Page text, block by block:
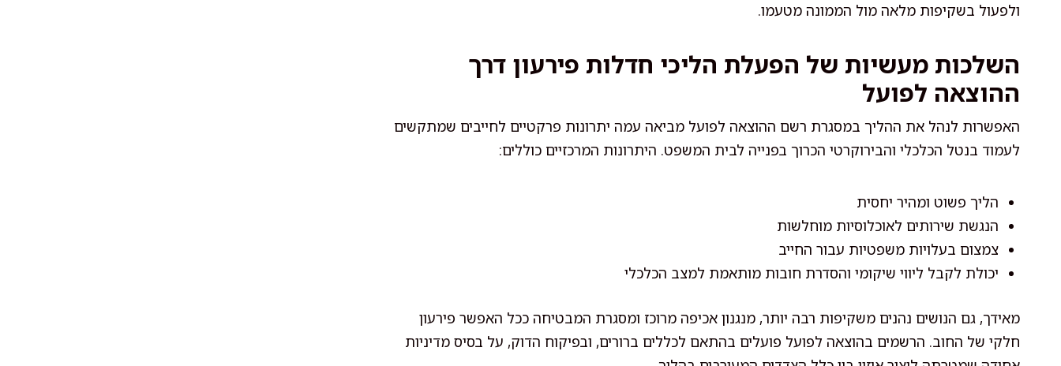
ולפעול בשקיפות מלאה מול הממונה מטעמו.
השלכות מעשיות של הפעלת הליכי חדלות פירעון דרך
ההוצאה לפועל
האפשרות לנהל את ההליך במסגרת רשם ההוצאה לפועל מביאה עמה יתרונות פרקטיים לחייבים שמתקשים
לעמוד בנטל הכלכלי והבירוקרטי הכרוך בפנייה לבית המשפט. היתרונות המרכזיים כוללים:
הליך פשוט ומהיר יחסית
הנגשת שירותים לאוכלוסיות מוחלשות
צמצום בעלויות משפטיות עבור החייב
יכולת לקבל ליווי שיקומי והסדרת חובות מותאמת למצב הכלכלי
מאידך, גם הנושים נהנים משקיפות רבה יותר, מנגנון אכיפה מרוכז ומסגרת המבטיחה ככל האפשר פירעון
חלקי של החוב. הרשמים בהוצאה לפועל פועלים בהתאם לכללים ברורים, ובפיקוח הדוק, על בסיס מדיניות